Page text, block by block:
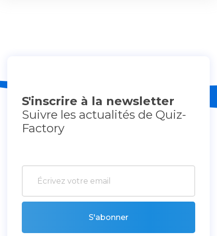
S'inscrire à la newsletter
Suivre les actualités de Quiz-
Factory
S'abonner